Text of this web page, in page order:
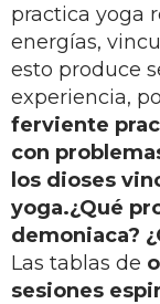
practica yoga
energías,
esto produce
experiencia,
ferviente
con
los dioses
yoga.¿Qué
demoniaca?
Las tablas de
sesiones